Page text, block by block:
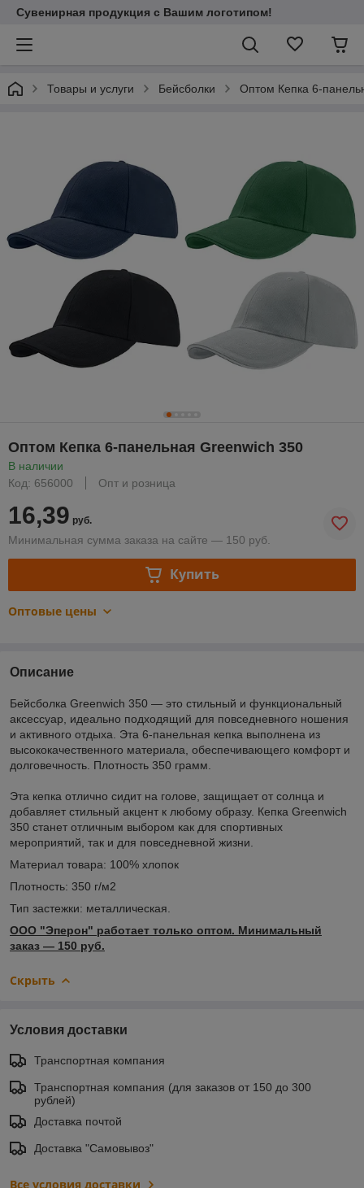
Сувенирная продукция с Вашим логотипом!
Товары и услуги Бейсболки Оптом Кепка 6-
Оптом Кепка 6-панельная Greenwich 350
В наличии
Код: 656000
Опт и розница
16,39 руб.
Минимальная сумма заказа на сайте — 150 руб.
Купить
Оптовые цены
Описание
Бейсболка Greenwich 350 — это стильный и функциональный
аксессуар, идеально подходящий для повседневного ношения
и активного отдыха. Эта 6-панельная кепка выполнена из
высококачественного материала, обеспечивающего комфорт и
долговечность. Плотность 350 грамм.
Эта кепка отлично сидит на голове, защищает от солнца и
добавляет стильный акцент к любому образу. Кепка Greenwich
350 станет отличным выбором как для спортивных
мероприятий, так и для повседневной жизни.
Материал товара: 100% хлопок
Плотность: 350 г/м2
Тип застежки: металлическая.
ООО "Эперон" работает только оптом. Минимальный
заказ ― 150 руб.
Скрыть
Условия доставки
Транспортная компания
Транспортная компания (для заказов от 150 до 300
рублей)
Доставка почтой
Доставка "Самовывоз"
Все условия доставки